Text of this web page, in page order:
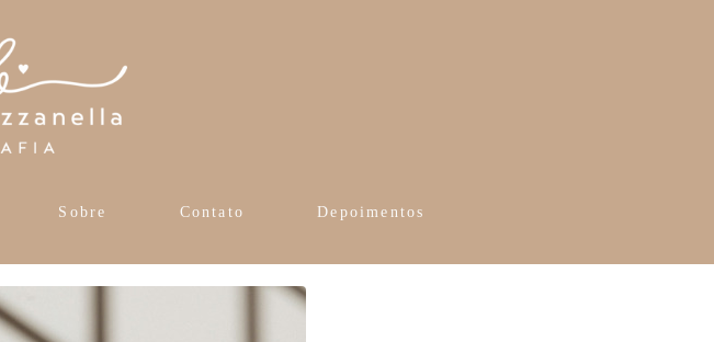
Sobre Contato Depoimentos